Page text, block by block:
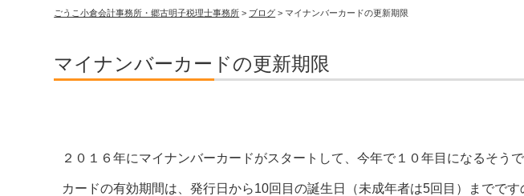
ごうこ小倉会計事務所・郷古明子税理士事務所 > ブログ > マイナンバーカードの更新期限
マイナンバーカードの更新期限
２０１６年にマイナンバーカードがスタートして、今年で１０年目になるそうで
カードの有効期間は、発行日から10回目の誕生日（未成年者は5回目）までで